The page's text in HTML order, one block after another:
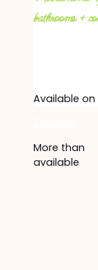
bathrooms +
Available
More than
available